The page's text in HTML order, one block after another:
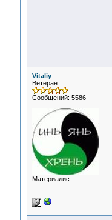
Vitaliy
Ветеран
Сообщений: 5586
Материалист